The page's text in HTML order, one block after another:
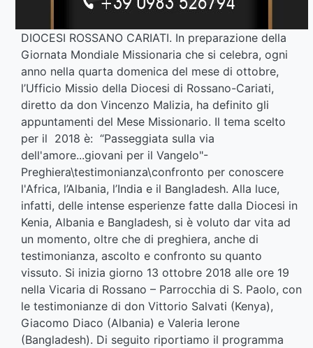
DIOCESI ROSSANO CARIATI. In preparazione della
Giornata Mondiale Missionaria che si celebra, ogni
anno nella quarta domenica del mese di ottobre,
l’Ufficio Missio della Diocesi di Rossano-Cariati,
diretto da don Vincenzo Malizia, ha definito gli
appuntamenti del Mese Missionario. Il tema scelto
per il 2018 è: “Passeggiata sulla via
dell'amore...giovani per il Vangelo"-
Preghiera\testimonianza\confronto per conoscere
l'Africa, l’Albania, l’India e il Bangladesh. Alla luce,
infatti, delle intense esperienze fatte dalla Diocesi in
Kenia, Albania e Bangladesh, si è voluto dar vita ad
un momento, oltre che di preghiera, anche di
testimonianza, ascolto e confronto su quanto
vissuto. Si inizia giorno 13 ottobre 2018 alle ore 19
nella Vicaria di Rossano – Parrocchia di S. Paolo, con
le testimonianze di don Vittorio Salvati (Kenya),
Giacomo Diaco (Albania) e Valeria Ierone
(Bangladesh). Di seguito riportiamo il programma